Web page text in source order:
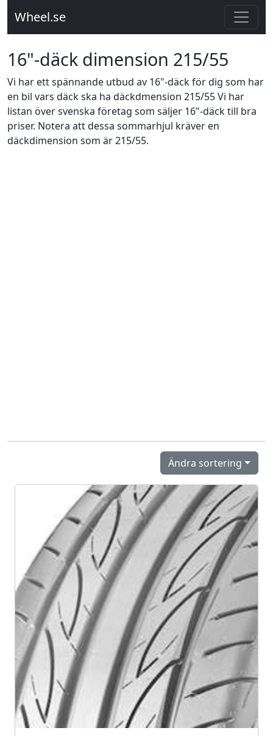
Wheel.se
16"-däck dimension 215/55
Vi har ett spännande utbud av 16"-däck för dig som har
en bil vars däck ska ha däckdmension 215/55 Vi har
listan över svenska företag som säljer 16"-däck till bra
priser. Notera att dessa sommarhjul kräver en
däckdimension som är 215/55.
Ändra sortering